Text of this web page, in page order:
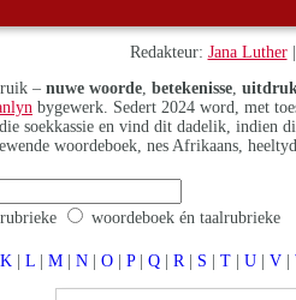
Redakteur: Jana Luther|
– nuwe woorde betekenisse
bygewerk. Sedert 2024 word, met
soekkassie en vind dit dadelik, indien
woordeboek, nes Afrikaans,
woordeboek én taalrubrieke
K | L | M | N | O | P | Q | R | S | T | U | V |